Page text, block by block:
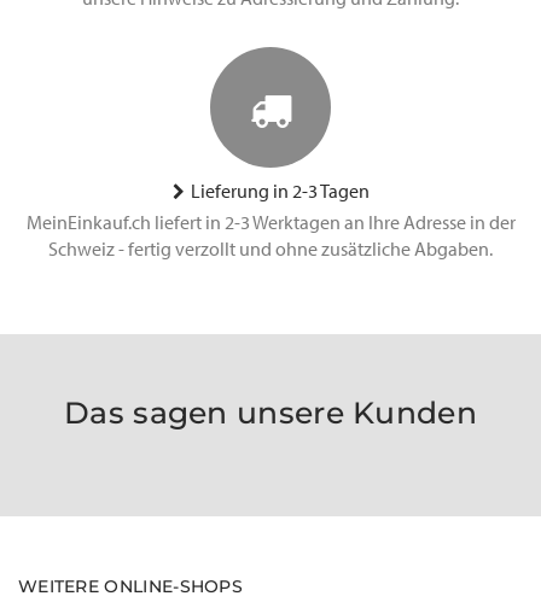
Lieferung in 2-3 Tagen
MeinEinkauf.ch liefert in 2-3 Werktagen an Ihre Adresse in der
Schweiz - fertig verzollt und ohne zusätzliche Abgaben.
Das sagen unsere Kunden
WEITERE ONLINE-SHOPS